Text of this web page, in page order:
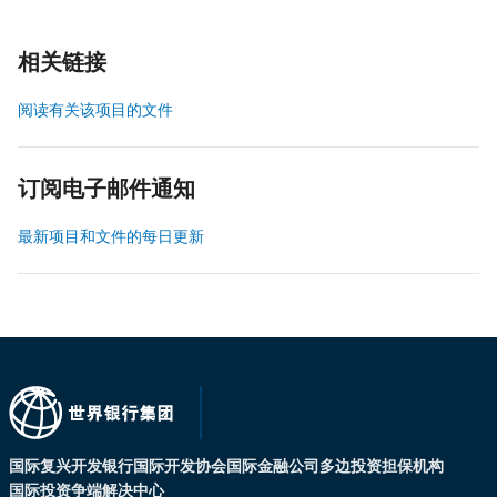
相关链接
阅读有关该项目的文件
订阅电子邮件通知
最新项目和文件的每日更新
国际复兴开发银行国际开发协会国际金融公司多边投资担保机构
国际投资争端解决中心